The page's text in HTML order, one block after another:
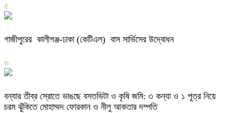
৫
গাজীপুরের কালীগঞ্জ-ঢাকা (কেটিএল) বাস সার্ভিসের উদ্বোধন
৬
বন্যার তীব্র স্রোতে ভাঙছে বসতভিটা ও কৃষি জমি: ৩ কন্যা ও ১ পুত্র নিয়ে
চরম ঝুঁকিতে মোহাম্মদ ফোরকান ও নীলু আকতার দম্পতি